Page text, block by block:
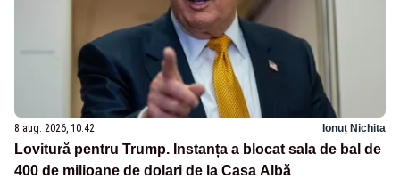
8 aug. 2026, 10:42 Ionuț Nichita
Lovitură pentru Trump. Instanța a blocat sala de bal de
400 de milioane de dolari de la Casa Albă